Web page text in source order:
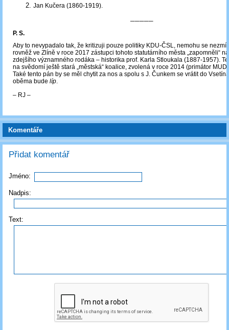
Jan Kučera (1860-1919).
─────
P. S.
Aby to nevypadalo tak, že kritizuji pouze politiky KDU-ČSL, nemohu se
rovněž ve Zlíně v roce 2017 zástupci tohoto statutárního města „zapomněli“
zdejšího významného rodáka – historika prof. Karla Stloukala (1887-1957).
na svědomí ještě stará „městská“ koalice, zvolená v roce 2014 (primátor
Také tento pán by se měl chytit za nos a spolu s J. Čunkem se vrátit do
oběma bude líp.
‒ RJ ‒
Komentáře
Přidat komentář
Jméno:
Nadpis:
Text: